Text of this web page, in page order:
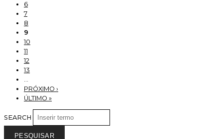
6
7
8
9
10
11
12
13
…
PRÓXIMO ›
ÚLTIMO »
SEARCH